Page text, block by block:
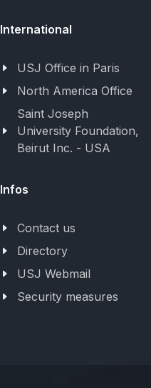
International
USJ Office in Paris
North America Office
Saint Joseph
University Foundation,
Beirut Inc. - USA
Infos
Contact us
Directory
USJ Webmail
Security measures